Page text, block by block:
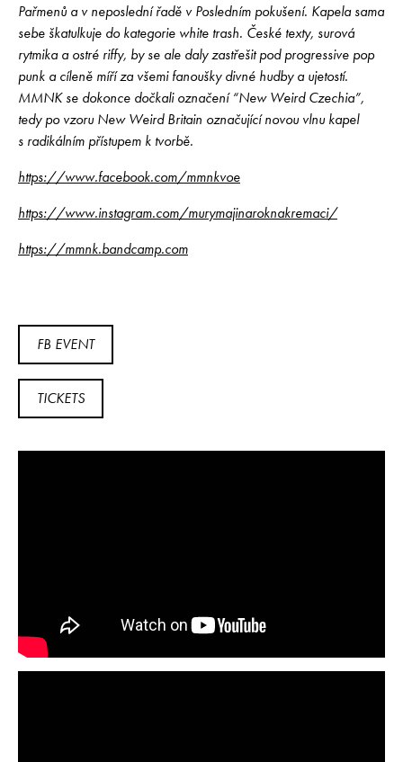
Pařmenů a v neposlední řadě v Posledním pokušení. Kapela sama
sebe škatulkuje do kategorie white trash. České texty, surová
rytmika a ostré riffy, by se ale daly zastřešit pod progressive pop
punk a cíleně míří za všemi fanoušky divné hudby a ujetostí.
MMNK se dokonce dočkali označení “New Weird Czechia”,
tedy po vzoru New Weird Britain označující novou vlnu kapel
s radikálním přístupem k tvorbě.
https://www.facebook.com/mmnkvoe
https://www.instagram.com/murymajinaroknakremaci/
https://mmnk.bandcamp.com
FB EVENT
TICKETS